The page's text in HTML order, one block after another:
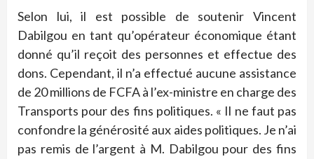
Selon lui, il est possible de soutenir Vincent
Dabilgou en tant qu’opérateur économique étant
donné qu’il reçoit des personnes et effectue des
dons. Cependant, il n’a effectué aucune assistance
de 20 millions de FCFA à l’ex-ministre en charge des
Transports pour des fins politiques. « Il ne faut pas
confondre la générosité aux aides politiques. Je n’ai
pas remis de l’argent à M. Dabilgou pour des fins